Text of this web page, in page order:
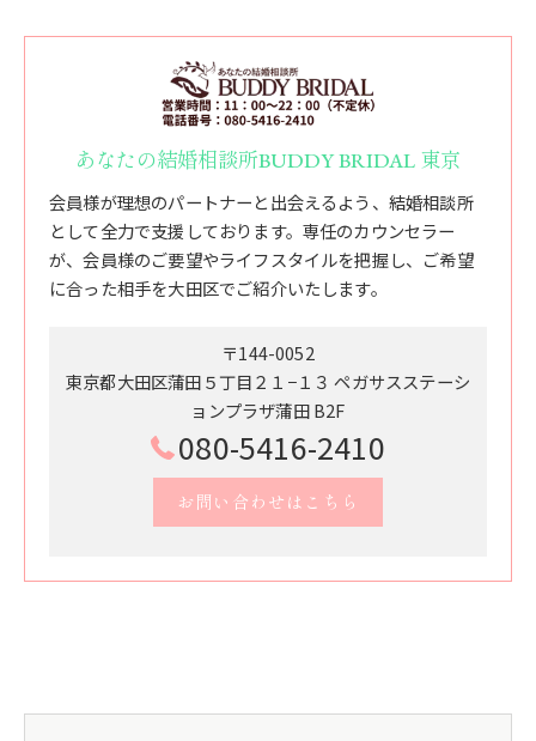
あなたの結婚相談所BUDDY BRIDAL 東京
会員様が理想のパートナーと出会えるよう、結婚相談所
として全力で支援しております。専任のカウンセラー
が、会員様のご要望やライフスタイルを把握し、ご希望
に合った相手を大田区でご紹介いたします。
〒144-0052
東京都大田区蒲田５丁目２１−１３ ペガサスステーシ
ョンプラザ蒲田 B2F
080-5416-2410
お問い合わせはこちら